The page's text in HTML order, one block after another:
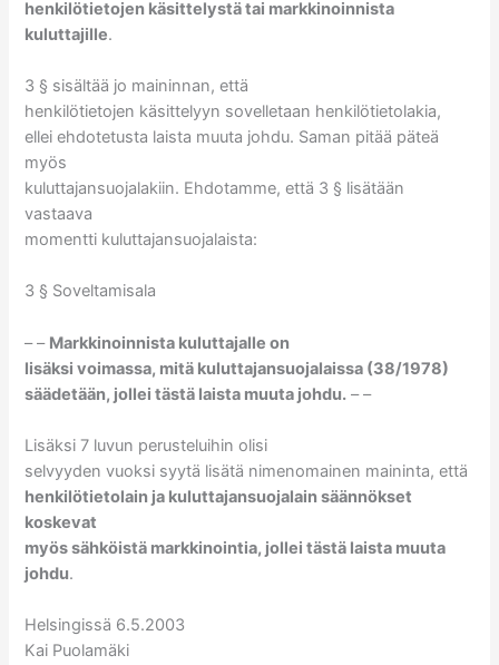
henkilötietojen käsittelystä tai markkinoinnista
kuluttajille.
3 § sisältää jo maininnan, että
henkilötietojen käsittelyyn sovelletaan henkilötietolakia,
ellei ehdotetusta laista muuta johdu. Saman pitää päteä
myös
kuluttajansuojalakiin. Ehdotamme, että 3 § lisätään
vastaava
momentti kuluttajansuojalaista:
3 § Soveltamisala
– – Markkinoinnista kuluttajalle on
lisäksi voimassa, mitä kuluttajansuojalaissa (38/1978)
säädetään, jollei tästä laista muuta johdu. – –
Lisäksi 7 luvun perusteluihin olisi
selvyyden vuoksi syytä lisätä nimenomainen maininta, että
henkilötietolain ja kuluttajansuojalain säännökset
koskevat
myös sähköistä markkinointia, jollei tästä laista muuta
johdu.
Helsingissä 6.5.2003
Kai Puolamäki